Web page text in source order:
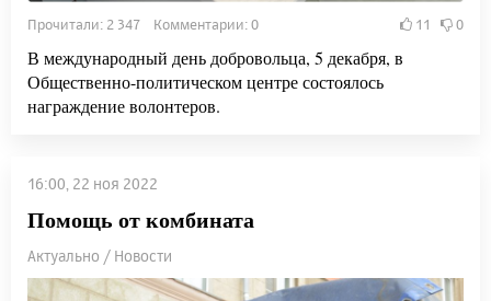
Прочитали: 2 347 Комментарии: 0 11 0
В международный день добровольца, 5 декабря, в
Общественно-политическом центре состоялось
награждение волонтеров.
16:00, 22 ноя 2022
Помощь от комбината
Актуально / Новости